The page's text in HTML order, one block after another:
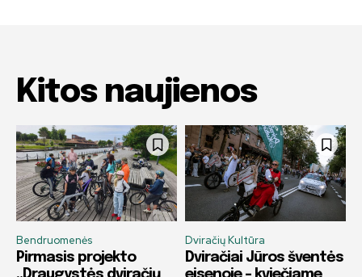
Kitos naujienos
Bendruomenės
Pirmasis projekto
Dviračių Kultūra
Dviračiai Jūros šventės